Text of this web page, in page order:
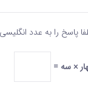
پاسخ را به عدد
× سه =